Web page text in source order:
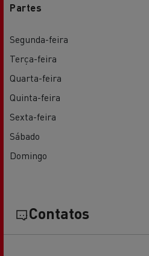
Partes
Segunda-feira
Terça-feira
Quarta-feira
Quinta-feira
Sexta-feira
Sábado
Domingo
Contatos